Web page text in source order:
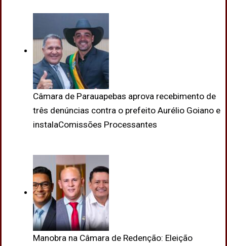
Câmara de Parauapebas aprova recebimento de
três denúncias contra o prefeito Aurélio Goiano e
instalaComissões Processantes
Manobra na Câmara de Redenção: Eleição